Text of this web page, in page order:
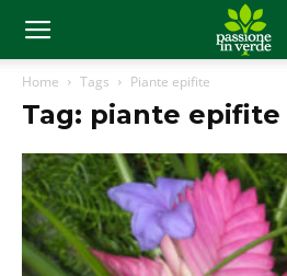
Home Tags Piante epifite
Tag: piante epifite